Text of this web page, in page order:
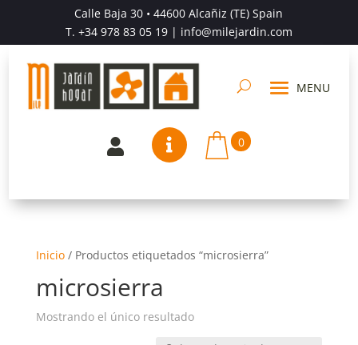
Calle Baja 30 • 44600 Alcañiz (TE) Spain
T. +34 978 83 05 19| info@milejardin.com
  0
Inicio/ Productos etiquetados “microsierra”
microsierra
Mostrando el único resultado